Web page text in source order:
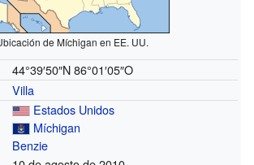
de Míchigan en EE. UU.
44°39′50″N 86°01′05″O
Villa
Estados Unidos
Míchigan
Benzie